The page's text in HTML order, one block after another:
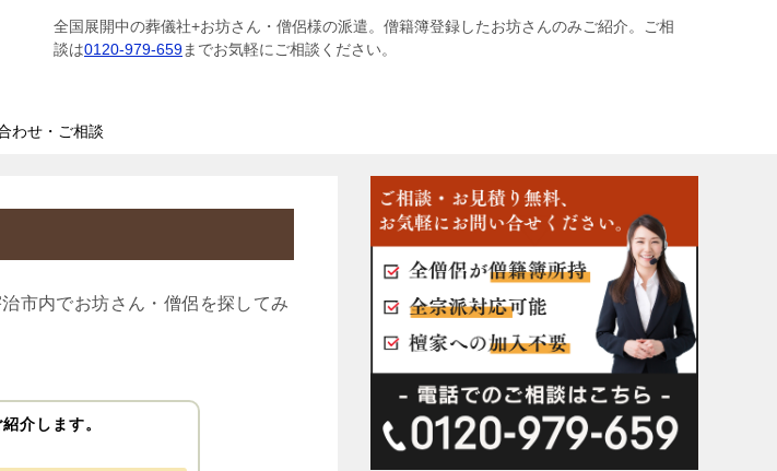
全国展開中の葬儀社+お坊さん・僧侶様の派遣。僧籍簿登録したお坊さんのみご紹介。ご相
談は0120-979-659までお気軽にご相談ください。
わせ・ご相談
市内でお坊さん・僧侶を探してみ
介します。